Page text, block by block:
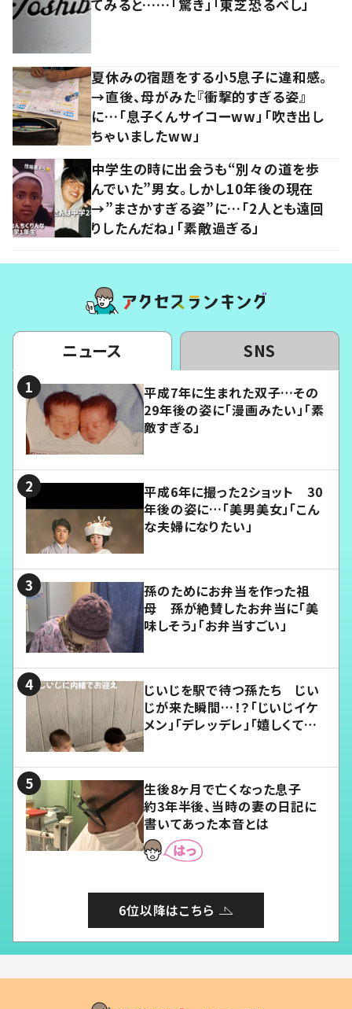
てみると……「驚き」「東芝恐るべし」
夏休みの宿題をする小5息子に違和感。
→直後、母がみた『衝撃的すぎる姿』
に…「息子くんサイコーww」「吹き出し
ちゃいましたww」
中学生の時に出会うも“別々の道を歩
んでいた”男女。しかし10年後の現在
→”まさかすぎる姿”に…「2人とも遠回
りしたんだね」「素敵過ぎる」
ニュース SNS
平成7年に生まれた双子…その
29年後の姿に「漫画みたい」「素
敵すぎる」
平成6年に撮った2ショット 30
年後の姿に…「美男美女」「こん
な夫婦になりたい」
孫のためにお弁当を作った祖
母 孫が絶賛したお弁当に「美
味しそう」「お弁当すごい」
じいじを駅で待つ孫たち じい
じが来た瞬間…！？「じいじイケ
メン」「デレッデレ」「嬉しくて可
生後8ヶ月で亡くなった息子
約3年半後、当時の妻の日記に
書いてあった本音とは
6位以降はこちら